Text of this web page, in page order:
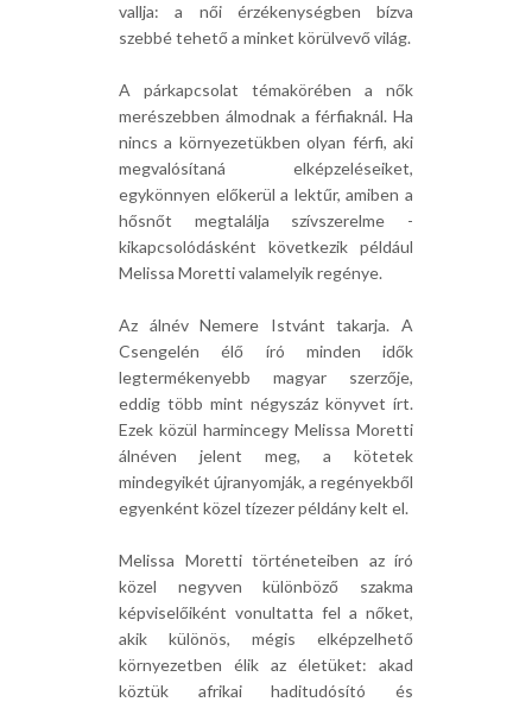
vallja: a női érzékenységben bízva
szebbé tehető a minket körülvevő világ.
A párkapcsolat témakörében a nők
merészebben álmodnak a férfiaknál. Ha
nincs a környezetükben olyan férfi, aki
megvalósítaná elképzeléseiket,
egykönnyen előkerül a lektűr, amiben a
hősnőt megtalálja szívszerelme -
kikapcsolódásként következik például
Melissa Moretti valamelyik regénye.
Az álnév Nemere Istvánt takarja. A
Csengelén élő író minden idők
legtermékenyebb magyar szerzője,
eddig több mint négyszáz könyvet írt.
Ezek közül harmincegy Melissa Moretti
álnéven jelent meg, a kötetek
mindegyikét újranyomják, a regényekből
egyenként közel tízezer példány kelt el.
Melissa Moretti történeteiben az író
közel negyven különböző szakma
képviselőiként vonultatta fel a nőket,
akik különös, mégis elképzelhető
környezetben élik az életüket: akad
köztük afrikai haditudósító és